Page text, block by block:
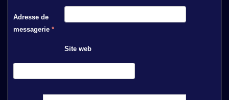
Adresse de
messagerie *
Site web